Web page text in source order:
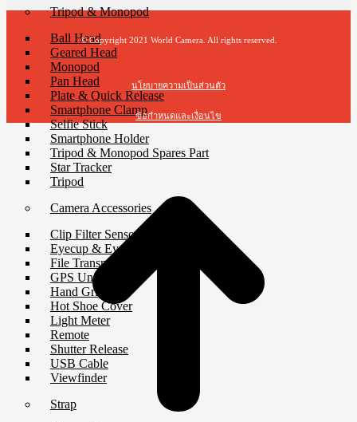
Tripod & Monopod
Ball Head
Geared Head
Monopod
Pan Head
Plate & Quick Release
Smartphone Clamp
Selfie Stick
Smartphone Holder
Tripod & Monopod Spares Part
Star Tracker
Tripod
Camera Accessories
Clip Filter Sensor
Eyecup & Eyepiece
File Transmitter
GPS Unit
Hand Grip
Hot Shoe Cover
Light Meter
Remote
Shutter Release
USB Cable
Viewfinder
Strap
© Copyright 2021 World Camera. All rights reserved.
นโยบายความเป็นส่วนตัว
ข้อกำหนดและเงื่อนไข